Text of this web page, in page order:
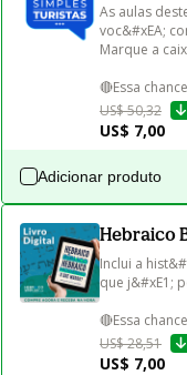
As aulas
voc&#xEA;
Marque a
US$ 50,32
US$ 7,00
Adicionar produto
Hebraico
Inclui a
que j&#xE1;
🔴Essa
US$ 28,51
US$ 7,00